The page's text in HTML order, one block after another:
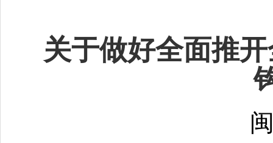
关于做好全面推